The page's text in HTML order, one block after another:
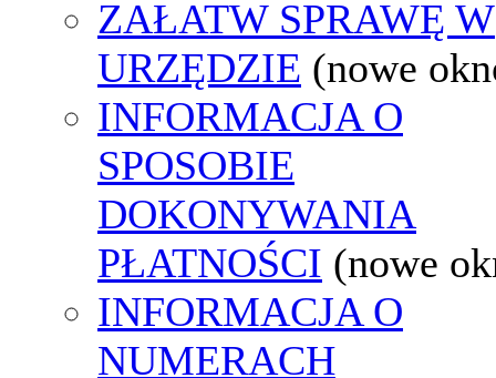
ZAŁATW SPRAWĘ W
URZĘDZIE (nowe
INFORMACJA O
SPOSOBIE
DOKONYWANIA
PŁATNOŚCI (nowe
INFORMACJA O
NUMERACH